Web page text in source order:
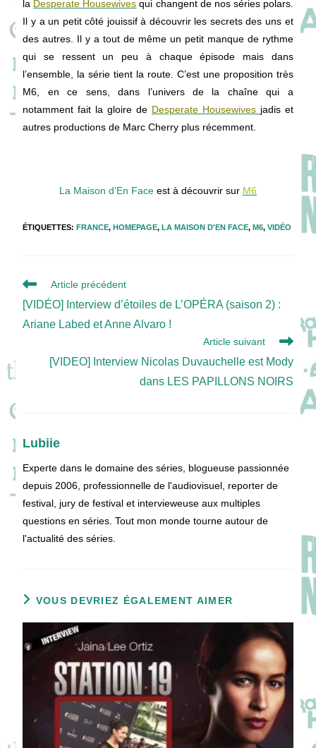
la Desperate Housewives qui changent de nos séries polars.
Il y a un petit côté jouissif à découvrir les secrets des uns et
des autres. Il y a tout de même un petit manque de rythme
qui se ressent un peu à chaque épisode mais dans
l’ensemble, la série tient la route. C’est une proposition très
M6, en ce sens, dans l’univers de la chaîne qui a
notamment fait la gloire de Desperate Housewives jadis et
autres productions de Marc Cherry plus récemment.
La Maison d’En Face est à découvrir sur M6
ÉTIQUETTES:FRANCE, HOMEPAGE, LA MAISON D'EN FACE, M6, VIDÉO
Read
articles
Article précédent
[VIDÉO] Interview d’étoiles de L’OPÉRA (saison 2) :
Ariane Labed et Anne Alvaro !
Article suivant
[VIDEO] Interview Nicolas Duvauchelle est Mody
dans LES PAPILLONS NOIRS
Lubiie
Experte dans le domaine des séries, blogueuse passionnée
depuis 2006, professionnelle de l'audiovisuel, reporter de
festival, jury de festival et intervieweuse aux multiples
questions en séries. Tout mon monde tourne autour de
l'actualité des séries.
VOUS DEVRIEZ ÉGALEMENT AIMER